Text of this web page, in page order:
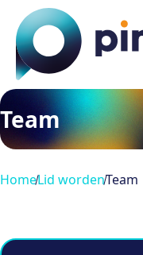
Team
HomeLid wordenTeam